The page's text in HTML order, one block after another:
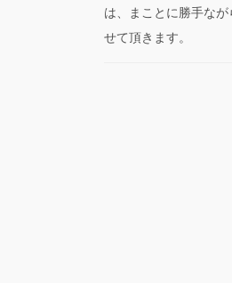
は、まことに勝手なが
せて頂きます。